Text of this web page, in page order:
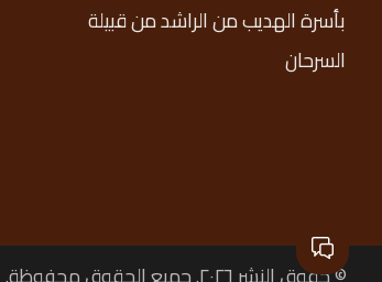
بأسرة الهديب من الراشد من قبيلة
السرحان